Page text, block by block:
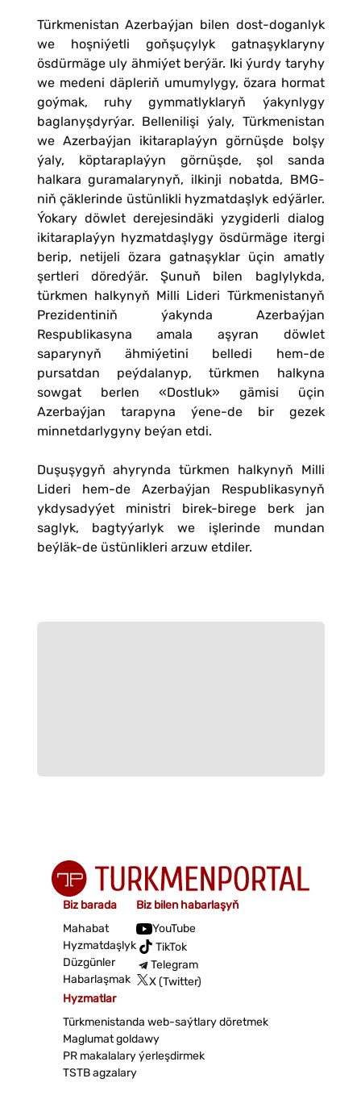
Türkmenistan Azerbaýjan bilen dost-doganlyk
we hoşniýetli goňşuçylyk gatnaşyklaryny
ösdürmäge uly ähmiýet berýär. Iki ýurdy taryhy
we medeni däpleriň umumylygy, özara hormat
goýmak, ruhy gymmatlyklaryň ýakynlygy
baglanyşdyrýar. Bellenilişi ýaly, Türkmenistan
we Azerbaýjan ikitaraplaýyn görnüşde bolşy
ýaly, köptaraplaýyn görnüşde, şol sanda
halkara guramalarynyň, ilkinji nobatda, BMG-
niň çäklerinde üstünlikli hyzmatdaşlyk edýärler.
Ýokary döwlet derejesindäki yzygiderli dialog
ikitaraplaýyn hyzmatdaşlygy ösdürmäge itergi
berip, netijeli özara gatnaşyklar üçin amatly
şertleri döredýär. Şunuň bilen baglylykda,
türkmen halkynyň Milli Lideri Türkmenistanyň
Prezidentiniň ýakynda Azerbaýjan
Respublikasyna amala aşyran döwlet
saparynyň ähmiýetini belledi hem-de
pursatdan peýdalanyp, türkmen halkyna
sowgat berlen «Dostluk» gämisi üçin
Azerbaýjan tarapyna ýene-de bir gezek
minnetdarlygyny beýan etdi.
Duşuşygyň ahyrynda türkmen halkynyň Milli
Lideri hem-de Azerbaýjan Respublikasynyň
ykdysadyýet ministri birek-birege berk jan
saglyk, bagtyýarlyk we işlerinde mundan
beýläk-de üstünlikleri arzuw etdiler.
Biz barada
Mahabat
Hyzmatdaşlyk
Düzgünler
Habarlaşmak
Biz bilen habarlaşyň
YouTube
TikTok
Telegram
X (Twitter)
Hyzmatlar
Türkmenistanda web-saýtlary döretmek
Maglumat goldawy
PR makalalary ýerleşdirmek
TSTB agzalary